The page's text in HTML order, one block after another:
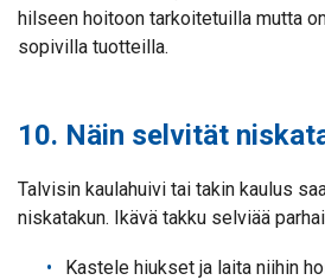
hilseen hoitoon tarkoitetuilla mutta
sopivilla tuotteilla.
10. Näin selvität
Talvisin kaulahuivi tai takin kaulus
niskatakun. Ikävä takku selviää
Kastele hiukset ja laita niihin